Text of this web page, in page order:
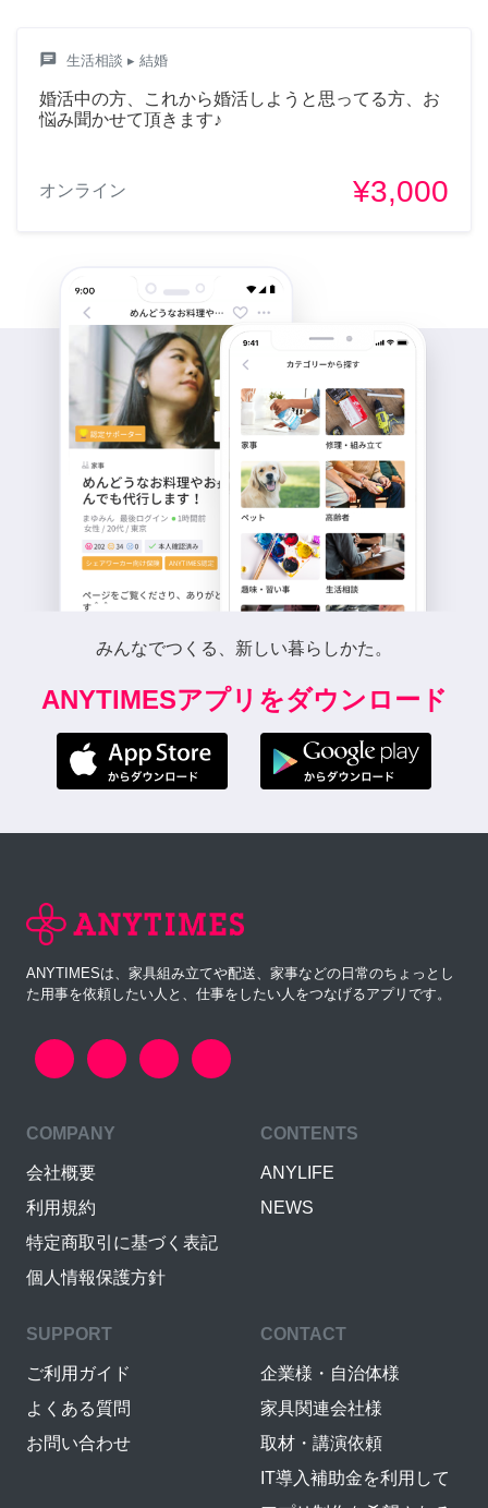
chat 生活相談 ▸ 結婚
婚活中の方、これから婚活しようと思ってる方、お
悩み聞かせて頂きます♪
オンライン ¥3,000
みんなでつくる、新しい暮らしかた。
ANYTIMESアプリをダウンロード
ANYTIMESは、家具組み立てや配送、家事などの日常のちょっとし
た用事を依頼したい人と、仕事をしたい人をつなげるアプリです。
COMPANY
会社概要
利用規約
特定商取引に基づく表記
個人情報保護方針
CONTENTS
ANYLIFE
NEWS
SUPPORT
ご利用ガイド
よくある質問
お問い合わせ
CONTACT
企業様・自治体様
家具関連会社様
取材・講演依頼
IT導入補助金を利用して